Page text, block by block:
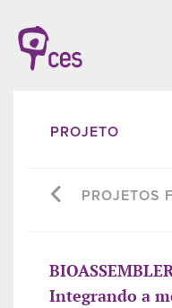
PROJETO
PROJETOS
Integrando a